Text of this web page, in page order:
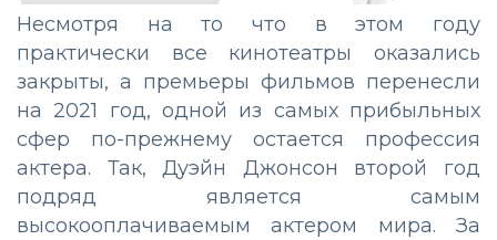
Несмотря на то что в этом году
практически все кинотеатры оказались
закрыты, а премьеры фильмов перенесли
на 2021 год, одной из самых прибыльных
сфер по-прежнему остается профессия
актера. Так, Дуэйн Джонсон второй год
подряд является самым
высокооплачиваемым актером мира. За